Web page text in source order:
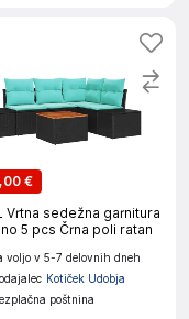
€
Vrtna sedežna garnitura
5 pcs Črna poli ratan
voljo v 5-7 delovnih dneh
Kotiček Udobja
poštnina